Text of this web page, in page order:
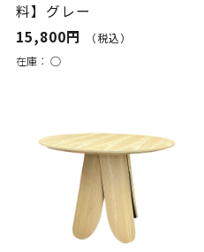
料】グレー
15,800円
（税込）
在庫： ○